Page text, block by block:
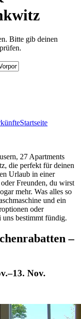
Bitte gib deinen
Startseite
27 Apartments
die perfekt für deinen
Urlaub in einer
Freunden, du wirst
mehr. Was alles so
und ein
oder
uns bestimmt fündig.
–
Nov.